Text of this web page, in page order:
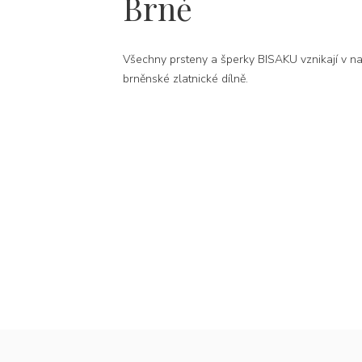
Všechny prsteny a šperky BISAKU vznikají v
brněnské zlatnické dílně.